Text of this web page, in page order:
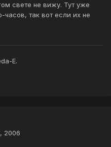
свете не вижу. Тут уже
часов, так вот если их не
E.
2006